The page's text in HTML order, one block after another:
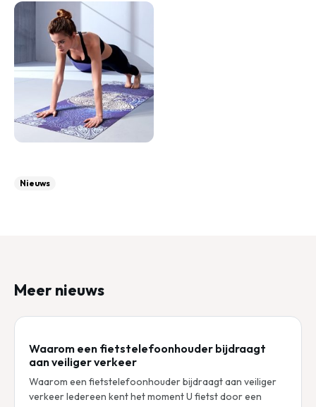
Nieuws
Meer nieuws
Waarom een fietstelefoonhouder bijdraagt
aan veiliger verkeer
Waarom een fietstelefoonhouder bijdraagt aan veiliger
verkeer Iedereen kent het moment U fietst door een